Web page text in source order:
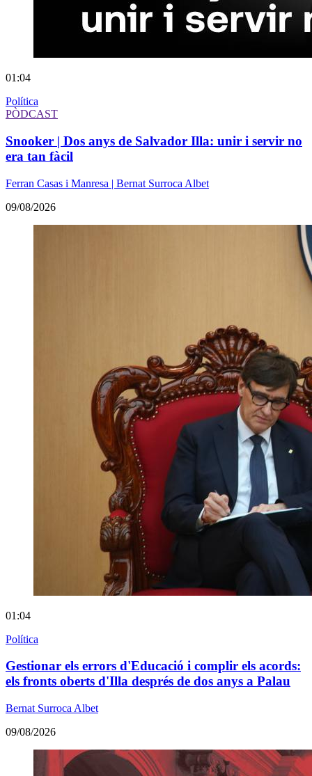
01:04
Política
PÒDCAST
Snooker | Dos anys de Salvador Illa: unir i servir no
era tan fàcil
Ferran Casas i Manresa | Bernat Surroca Albet
09/08/2026
01:04
Política
Gestionar els errors d'Educació i complir els acords:
els fronts oberts d'Illa després de dos anys a Palau
Bernat Surroca Albet
09/08/2026